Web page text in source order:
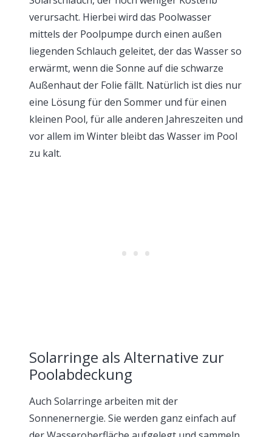
verursacht. Hierbei wird das Poolwasser
mittels der Poolpumpe durch einen außen
liegenden Schlauch geleitet, der das Wasser so
erwärmt, wenn die Sonne auf die schwarze
Außenhaut der Folie fällt. Natürlich ist dies nur
eine Lösung für den Sommer und für einen
kleinen Pool, für alle anderen Jahreszeiten und
vor allem im Winter bleibt das Wasser im Pool
zu kalt.
Solarringe als Alternative zur
Poolabdeckung
Auch Solarringe arbeiten mit der
Sonnenernergie. Sie werden ganz einfach auf